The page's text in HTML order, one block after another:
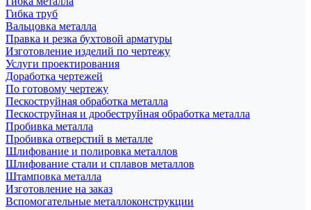
Гибка труб
Вальцовка металла
Правка и резка бухтовой арматуры
Изготовление изделий по чертежу
Услуги проектирования
Доработка чертежей
По готовому чертежу
Пескоструйная обработка металла
Пескоструйная и дробеструйная обработка металла
Пробивка металла
Пробивка отверстий в металле
Шлифование и полировка металлов
Шлифование стали и сплавов металлов
Штамповка металла
Изготовление на заказ
Вспомогательные металлоконструкции